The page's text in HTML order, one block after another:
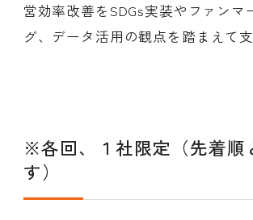
営効率改善をSDGs実装やファンマ
グ、データ活用の観点を踏まえて支
※各回、１社限定（先着順
す）